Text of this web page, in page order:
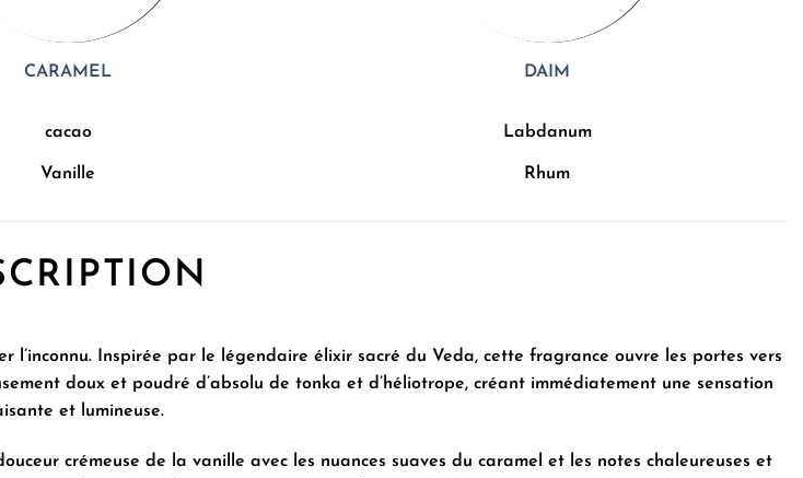
CARAMEL
cacao
Vanille
DAIM
Labdanum
Rhum
Inspirée par le légendaire élixir sacré du Veda, cette fragrance ouvre les portes vers
doux et poudré d’absolu de tonka et d’héliotrope, créant immédiatement une sensation
et lumineuse.
crémeuse de la vanille avec les nuances suaves du caramel et les notes chaleureuses et